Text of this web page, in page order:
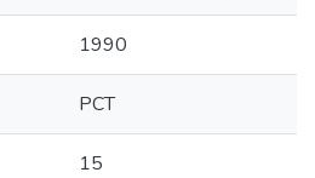
1990
PCT
15